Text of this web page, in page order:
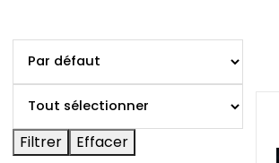
Filtrer Effacer